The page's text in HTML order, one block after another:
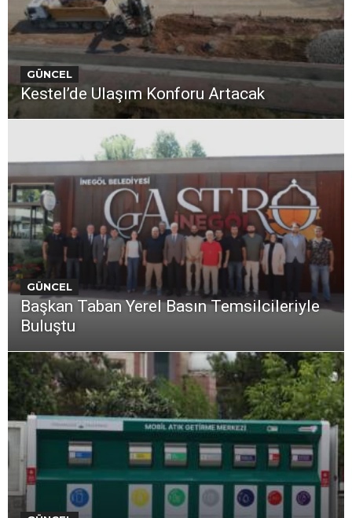
GÜNCEL
Kestel’de Ulaşım Konforu Artacak
GÜNCEL
Başkan Taban Yerel Basın Temsilcileriyle
Buluştu